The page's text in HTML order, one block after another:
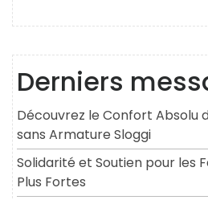
Derniers
Découvrez le Confort Absolu
sans Armature Sloggi
Solidarité et Soutien pour les
Plus Fortes